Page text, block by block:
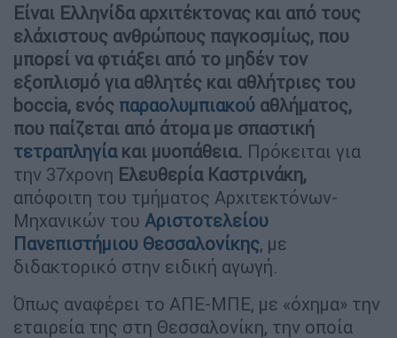
Είναι Ελληνίδα αρχιτέκτονας και από τους
ελάχιστους ανθρώπους παγκοσμίως, που
μπορεί να φτιάξει από το μηδέν τον
εξοπλισμό για αθλητές και αθλήτριες του
boccia, ενός παραολυμπιακού αθλήματος,
που παίζεται από άτομα με σπαστική
τετραπληγίακαι μυοπάθεια. Πρόκειται για
την 37χρονη Ελευθερία Καστρινάκη,
απόφοιτη του τμήματος Αρχιτεκτόνων-
Μηχανικών του Αριστοτελείου
Πανεπιστήμιου Θεσσαλονίκης, με
διδακτορικό στην ειδική αγωγή.
Όπως αναφέρει το ΑΠΕ-ΜΠΕ, με «όχημα» την
εταιρεία της στη Θεσσαλονίκη, την οποία